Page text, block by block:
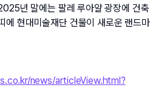
년 말에는 팔레 루아얄 광장에 건축
에 현대미술재단 건물이 새로운 랜드마
news/articleView.html?